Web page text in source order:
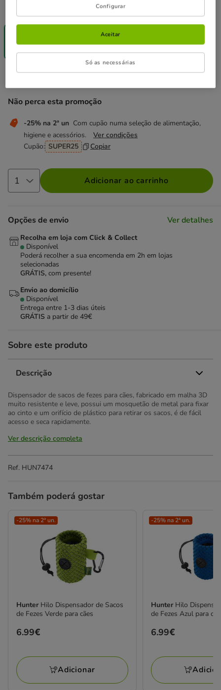
9.5 x 5 cm
-25% na 2ª
6.99€
Não perca esta promoção
-25% na 2ª un Com cupão numa seleção de alimentação,
higiene e acessórios.
Ver condições
Cupão: SUPER25 Copiar
Adicionar ao carrinho
Opções de envio Ver detalhes
Recolha em loja com Click & Collect
Disponível
Poderá recolher a sua encomenda em 2h em lojas
selecionadas
GRÁTIS, com presente!
Envio ao domicílio
Disponível
Entrega entre 1-3 dias úteis
GRÁTIS a partir de 49€
Sobre este produto
Descrição
Dispensador de sacos de fezes para cães, fabricado em malha 3D
muito resistente e leve, possui um mosquetão de metal para fixar
ao cinto e um orifício de plástico para retirar os sacos, é de fácil
acesso e seca rapidamente.
Ver descrição completa
Ref. HUN7474
Também poderá gostar
-25% na 2ª un.
Hunter Hilo Dispensador de Sacos
de Fezes Verde para cães
Preço
6.99€
Adicionar
-25% na 2ª un.
Hunter Hilo
de Fezes Azul para
Preço
6.99€
Configurar
Só as necessárias
Aceitar